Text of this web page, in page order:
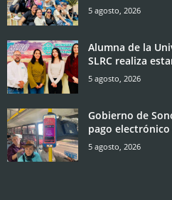
5 agosto, 2026
Alumna de la
SLRC realiza
5 agosto, 2026
Gobierno de
pago
5 agosto, 2026